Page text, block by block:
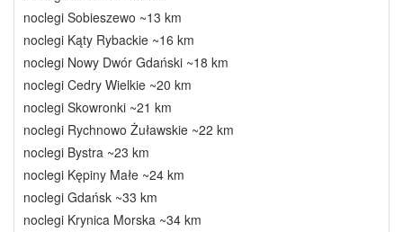
noclegi Sobieszewo ~13 km
noclegi Kąty Rybackie ~16 km
noclegi Nowy Dwór Gdański ~18 km
noclegi Cedry Wielkie ~20 km
noclegi Skowronki ~21 km
noclegi Rychnowo Żuławskie ~22 km
noclegi Bystra ~23 km
noclegi Kępiny Małe ~24 km
noclegi Gdańsk ~33 km
noclegi Krynica Morska ~34 km